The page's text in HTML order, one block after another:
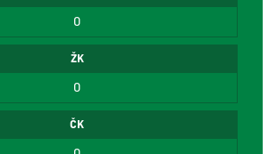
0
ŽK
0
ČK